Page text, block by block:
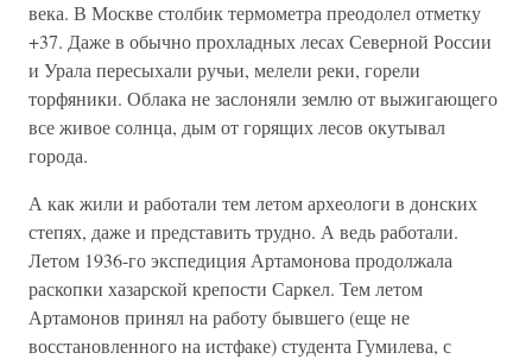
века. В Москве столбик термометра преодолел отметку
+37. Даже в обычно прохладных лесах Северной России
и Урала пересыхали ручьи, мелели реки, горели
торфяники. Облака не заслоняли землю от выжигающего
все живое солнца, дым от горящих лесов окутывал
города.
А как жили и работали тем летом археологи в донских
степях, даже и представить трудно. А ведь работали.
Летом 1936-го экспедиция Артамонова продолжала
раскопки хазарской крепости Саркел. Тем летом
Артамонов принял на работу бывшего (еще не
восстановленного на истфаке) студента Гумилева, с